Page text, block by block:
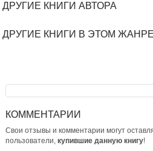
ДРУГИЕ КНИГИ АВТОРА
ДРУГИЕ КНИГИ В ЭТОМ ЖАНРЕ
КОММЕНТАРИИ
Свои отзывы и комментарии могут
пользователи,купившие данную книгу!